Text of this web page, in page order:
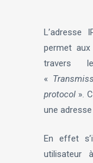
L’adresse
permet
travers
«
protocol ».
une adresse
En effet
utilisateur